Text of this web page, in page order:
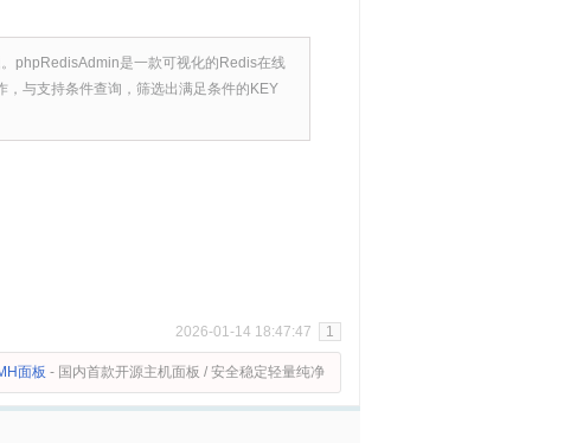
phpRedisAdmin是一款可视化的Redis在线
与支持条件查询，筛选出满足条件的KEY
2026-01-14 18:47:47 1
面板 - 国内首款开源主机面板 / 安全稳定轻量纯净